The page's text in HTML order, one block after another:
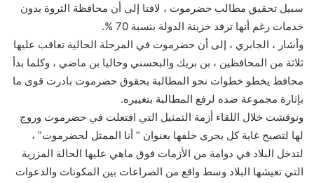
سبيل تحقيق مطالب حضرموت ، لافتا إلى أن محافظة الثروة بدون
خدمات رغم أنها ترفد خزينة الدولة بنسبة 70 %.
وأشار ، الجابري ، إلى أن حضرموت في المرحلة الحالية تعاقب عليها
ثلاثة من المحافظين ، بن بريك والبحسني وحاليا بن ماضي ، وكلما بدأ
محافظ يخطو خطوات نحو المطالبة بحقوق حضرموت بادرت قوى ما
بإثارة مجموعة ضده لرفع المطالبة بتغييره.
ونوقشت خلال اللقاء أزمة التمثيل التي افتعلت في حضرموت وروج
لها لتصبح غاية كل يجرى خلفها بعنوان ” أنا الممثل لحضرموت” ،
لتدخل البلاد في دوامة من الأزمات فوق ماهي عليها الحالة المزرية
التي تعيشها البلاد وسط واقع من الصراعات بين المكونات والدعوات